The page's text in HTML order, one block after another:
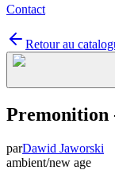
Contact
Retour au
parDawid Jaworski
ambient/new age